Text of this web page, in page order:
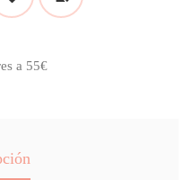
a 55€